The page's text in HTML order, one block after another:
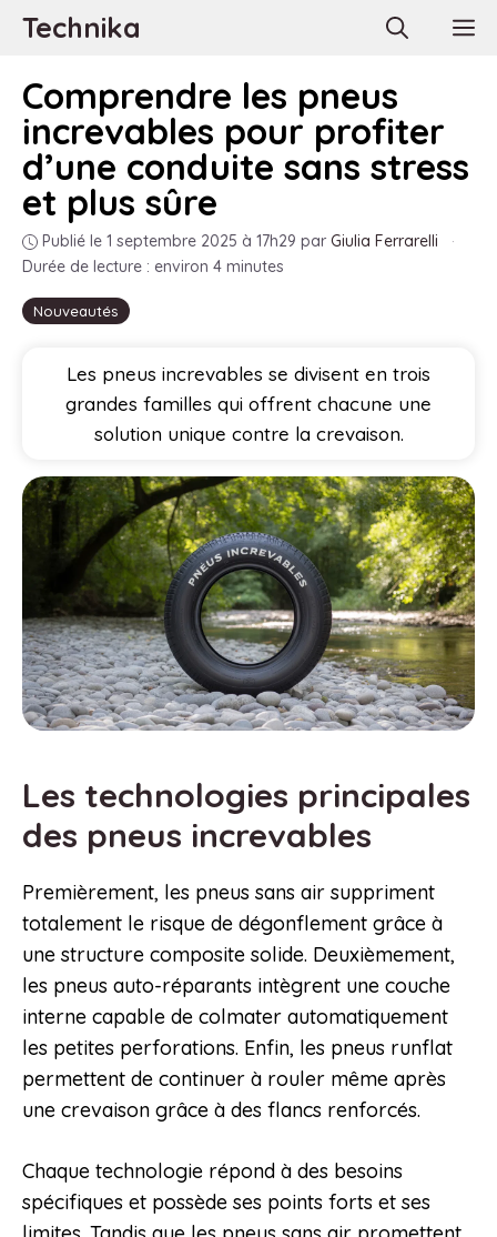
AllerTechnika
Nouveautés
Comprendre les pneus
increvables pour profiter
d’une conduite sans stress
et plus sûre
Publié le 1 septembre 2025 à 17h29 par Giulia Ferrarelli
·
Durée de lecture : environ 4 minutes
Les pneus increvables se divisent en trois
grandes familles qui offrent chacune une
solution unique contre la crevaison.
Les technologies principales
des pneus increvables
Premièrement, les pneus sans air suppriment
totalement le risque de dégonflement grâce à
une structure composite solide. Deuxièmement,
les pneus auto-réparants intègrent une couche
interne capable de colmater automatiquement
les petites perforations. Enfin, les pneus runflat
permettent de continuer à rouler même après
une crevaison grâce à des flancs renforcés.
Chaque technologie répond à des besoins
spécifiques et possède ses points forts et ses